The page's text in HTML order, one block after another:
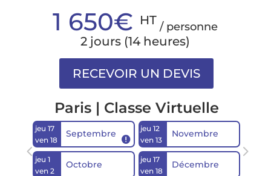
1 650€ HT / personne
2 jours (14 heures)
Paris | Classe Virtuelle
jeu 17
ven 18
Septembre

jeu 1
ven 2
Octobre
jeu 12
ven 13
Novembre
jeu 17
ven 18
Décembre